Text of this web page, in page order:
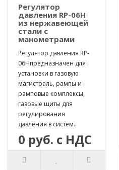
Регулятор
давления RP-06H
из нержавеющей
стали с
манометрами
Регулятор давления RP-
06Hпредназначен для
установки в газовую
магистраль, рампы и
рамповые комплексы,
газовые щиты для
регулирования
давления в систем..
0 руб. с НДС